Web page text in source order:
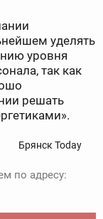
уделять
уровня
так как
решать
Брянск Today
по адресу: